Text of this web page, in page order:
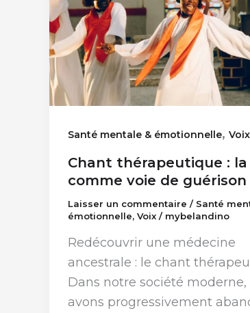
Santé mentale & émotionnelle, Voix
Chant thérapeutique : la
comme voie de guérison
Laisser un commentaire / Santé
émotionnelle, Voix / mybelandino
Redécouvrir une médecine
ancestrale : le chant
Dans notre société moderne,
avons progressivement